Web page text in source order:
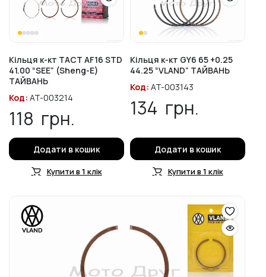
Кільця к-кт TACT AF16 STD
41.00 “SEE” (Sheng-E)
ТАЙВАНЬ
Код: AT-003214
118 грн.
Додати в кошик
Купити в 1 клік
Кільця к-кт GY6 65 +0.25
44.25 “VLAND” ТАЙВАНЬ
Код: AT-003143
134 грн.
Додати в кошик
Купити в 1 клік